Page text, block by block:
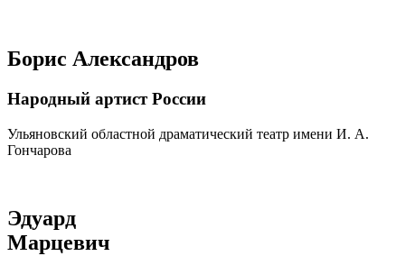
Борис Александров
Народный артист России
Ульяновский областной драматический театр имени И. А.
Гончарова
Эдуард
Марцевич